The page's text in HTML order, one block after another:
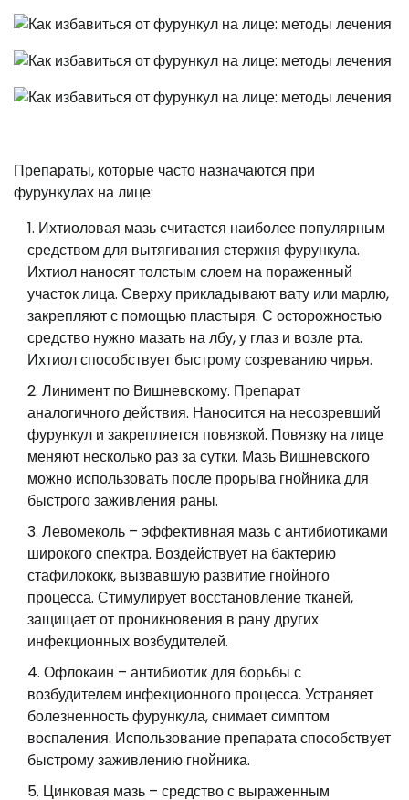
Препараты, которые часто назначаются при
фурункулах на лице:
Ихтиоловая мазь считается наиболее популярным
средством для вытягивания стержня фурункула.
Ихтиол наносят толстым слоем на пораженный
участок лица. Сверху прикладывают вату или марлю,
закрепляют с помощью пластыря. С осторожностью
средство нужно мазать на лбу, у глаз и возле рта.
Ихтиол способствует быстрому созреванию чирья.
Линимент по Вишневскому. Препарат
аналогичного действия. Наносится на несозревший
фурункул и закрепляется повязкой. Повязку на лице
меняют несколько раз за сутки. Мазь Вишневского
можно использовать после прорыва гнойника для
быстрого заживления раны.
Левомеколь – эффективная мазь с антибиотиками
широкого спектра. Воздействует на бактерию
стафилококк, вызвавшую развитие гнойного
процесса. Стимулирует восстановление тканей,
защищает от проникновения в рану других
инфекционных возбудителей.
Офлокаин – антибиотик для борьбы с
возбудителем инфекционного процесса. Устраняет
болезненность фурункула, снимает симптом
воспаления. Использование препарата способствует
быстрому заживлению гнойника.
Цинковая мазь – средство с выраженным